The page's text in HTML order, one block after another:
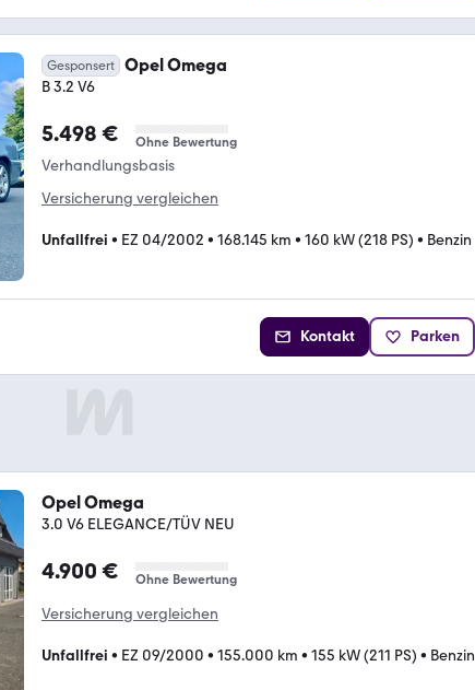
Gesponsert Opel Omega
B 3.2 V6
5.498 € Ohne Bewertung
Verhandlungsbasis
Versicherung vergleichen
Unfallfrei • EZ 04/2002 • 168.145 km • 160 kW (218 PS) • Benzin
Kontakt Parken
Opel Omega
3.0 V6 ELEGANCE/TÜV NEU
4.900 € Ohne Bewertung
Versicherung vergleichen
Unfallfrei • EZ 09/2000 • 155.000 km • 155 kW (211 PS) • Benzin